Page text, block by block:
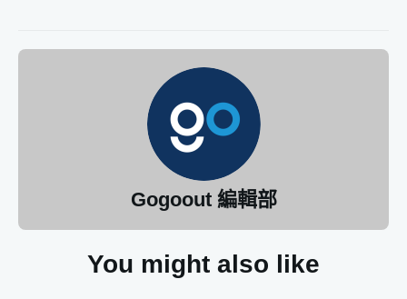
Gogoout 編輯部
You might also like